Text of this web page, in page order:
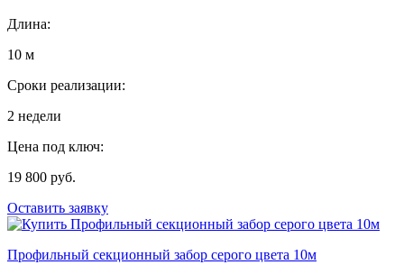
Длина:
10 м
Сроки реализации:
2 недели
Цена под ключ:
19 800 руб.
Оставить заявку
Профильный секционный забор серого цвета 10м